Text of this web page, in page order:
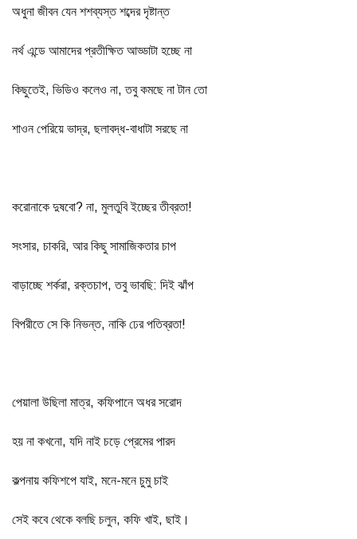
অধুনা জীবন যেন শশব্যস্ত শব্দের দৃষ্টান্ত
নর্থ এন্ডে আমাদের প্রতীক্ষিত আড্ডাটা হচ্ছে না
কিছুতেই, ভিডিও কলেও না, তবু কমছে না টান তো
শাওন পেরিয়ে ভাদ্র, ছলাবদ্ধ-বাধাটা সরছে না
করোনাকে দুষবো? না, মুলতুবি ইচ্ছের তীব্রতা!
সংসার, চাকরি, আর কিছু সামাজিকতার চাপ
বাড়াচ্ছে শর্করা, রক্তচাপ, তবু ভাবছি: দিই ঝাঁপ
বিপরীতে সে কি নিভন্ত, নাকি ঢের পতিব্রতা!
পেয়ালা উছিলা মাত্র, কফিপানে অধর সরোদ
হয় না কখনো, যদি নাই চড়ে প্রেমের পারদ
কল্পনায় কফিশপে যাই, মনে-মনে চুমু চাই
সেই কবে থেকে বলছি চলুন, কফি খাই, ছাই।